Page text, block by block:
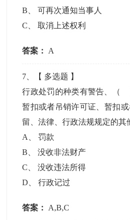
B 、可再次通知当事人
C 、取消上述权利
答案： A
7 、【 多选题 】
行政处罚的种类有警告、（
暂扣或者吊销许可证、暂扣
留、法律、行政法规规定的其
A
、罚款
B 、没收非法财产
C 、没收违法所得
D 、行政记过
答案： A,B,C